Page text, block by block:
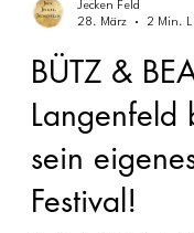
Jecken Feld
28. März
2 Min.
BÜTZ &
Langenfeld